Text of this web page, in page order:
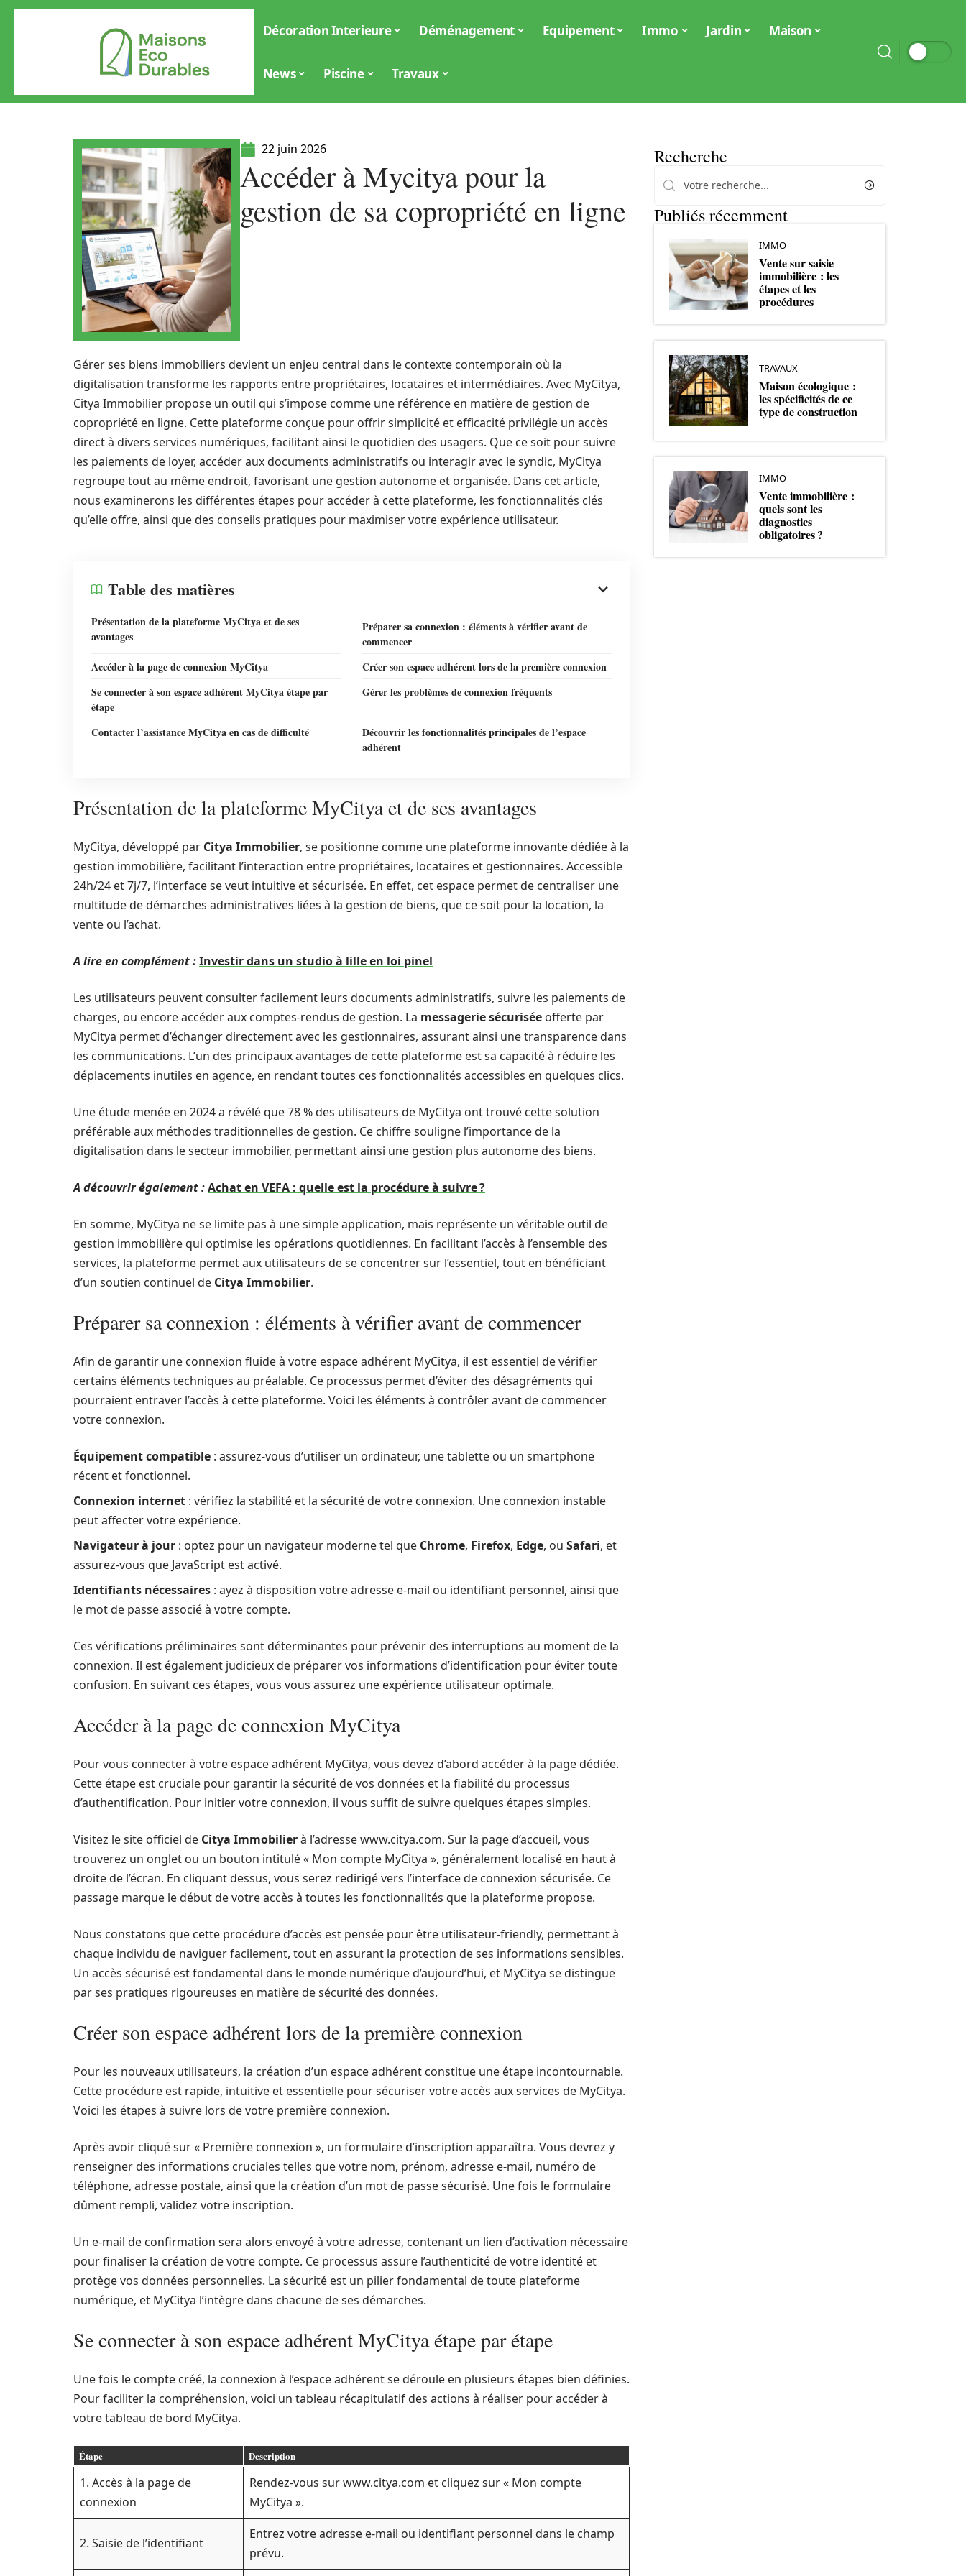
Décoration Interieure Déménagement Equipement Immo Jardin Maison
News Piscine Travaux
22 juin 2026
Accéder à Mycitya pour la
gestion de sa copropriété en ligne
Gérer ses biens immobiliers devient un enjeu central dans le contexte contemporain où la
digitalisation transforme les rapports entre propriétaires, locataires et intermédiaires. Avec MyCitya,
Citya Immobilier propose un outil qui s’impose comme une référence en matière de gestion de
copropriété en ligne. Cette plateforme conçue pour offrir simplicité et efficacité privilégie un accès
direct à divers services numériques, facilitant ainsi le quotidien des usagers. Que ce soit pour suivre
les paiements de loyer, accéder aux documents administratifs ou interagir avec le syndic, MyCitya
regroupe tout au même endroit, favorisant une gestion autonome et organisée. Dans cet article,
nous examinerons les différentes étapes pour accéder à cette plateforme, les fonctionnalités clés
qu’elle offre, ainsi que des conseils pratiques pour maximiser votre expérience utilisateur.
Table des matières
Présentation de la plateforme MyCitya et de ses
avantages
Préparer sa connexion : éléments à vérifier avant de
commencer
Accéder à la page de connexion MyCitya
Créer son espace adhérent lors de la première connexion
Se connecter à son espace adhérent MyCitya étape par
étape
Gérer les problèmes de connexion fréquents
Contacter l’assistance MyCitya en cas de difficulté
Découvrir les fonctionnalités principales de l’espace
adhérent
Présentation de la plateforme MyCitya et de ses avantages
MyCitya, développé par Citya Immobilier, se positionne comme une plateforme innovante dédiée à la
gestion immobilière, facilitant l’interaction entre propriétaires, locataires et gestionnaires. Accessible
24h/24 et 7j/7, l’interface se veut intuitive et sécurisée. En effet, cet espace permet de centraliser une
multitude de démarches administratives liées à la gestion de biens, que ce soit pour la location, la
vente ou l’achat.
A lire en complément :Investir dans un studio à lille en loi pinel
Les utilisateurs peuvent consulter facilement leurs documents administratifs, suivre les paiements de
charges, ou encore accéder aux comptes-rendus de gestion. La messagerie sécurisée offerte par
MyCitya permet d’échanger directement avec les gestionnaires, assurant ainsi une transparence dans
les communications. L’un des principaux avantages de cette plateforme est sa capacité à réduire les
déplacements inutiles en agence, en rendant toutes ces fonctionnalités accessibles en quelques clics.
Une étude menée en 2024 a révélé que 78 % des utilisateurs de MyCitya ont trouvé cette solution
préférable aux méthodes traditionnelles de gestion. Ce chiffre souligne l’importance de la
digitalisation dans le secteur immobilier, permettant ainsi une gestion plus autonome des biens.
A découvrir également :Achat en VEFA : quelle est la procédure à suivre ?
En somme, MyCitya ne se limite pas à une simple application, mais représente un véritable outil de
gestion immobilière qui optimise les opérations quotidiennes. En facilitant l’accès à l’ensemble des
services, la plateforme permet aux utilisateurs de se concentrer sur l’essentiel, tout en bénéficiant
d’un soutien continuel de Citya Immobilier.
Préparer sa connexion : éléments à vérifier avant de commencer
Afin de garantir une connexion fluide à votre espace adhérent MyCitya, il est essentiel de vérifier
certains éléments techniques au préalable. Ce processus permet d’éviter des désagréments qui
pourraient entraver l’accès à cette plateforme. Voici les éléments à contrôler avant de commencer
votre connexion.
Équipement compatible : assurez-vous d’utiliser un ordinateur, une tablette ou un smartphone
récent et fonctionnel.
Connexion internet : vérifiez la stabilité et la sécurité de votre connexion. Une connexion instable
peut affecter votre expérience.
Navigateur à jour : optez pour un navigateur moderne tel que Chrome, Firefox, Edge, ou Safari, et
assurez-vous que JavaScript est activé.
Identifiants nécessaires : ayez à disposition votre adresse e-mail ou identifiant personnel, ainsi que
le mot de passe associé à votre compte.
Ces vérifications préliminaires sont déterminantes pour prévenir des interruptions au moment de la
connexion. Il est également judicieux de préparer vos informations d’identification pour éviter toute
confusion. En suivant ces étapes, vous vous assurez une expérience utilisateur optimale.
Accéder à la page de connexion MyCitya
Pour vous connecter à votre espace adhérent MyCitya, vous devez d’abord accéder à la page dédiée.
Cette étape est cruciale pour garantir la sécurité de vos données et la fiabilité du processus
d’authentification. Pour initier votre connexion, il vous suffit de suivre quelques étapes simples.
Visitez le site officiel de Citya Immobilierà l’adresse www.citya.com. Sur la page d’accueil, vous
trouverez un onglet ou un bouton intitulé « Mon compte MyCitya », généralement localisé en haut à
droite de l’écran. En cliquant dessus, vous serez redirigé vers l’interface de connexion sécurisée. Ce
passage marque le début de votre accès à toutes les fonctionnalités que la plateforme propose.
Nous constatons que cette procédure d’accès est pensée pour être utilisateur-friendly, permettant à
chaque individu de naviguer facilement, tout en assurant la protection de ses informations sensibles.
Un accès sécurisé est fondamental dans le monde numérique d’aujourd’hui, et MyCitya se distingue
par ses pratiques rigoureuses en matière de sécurité des données.
Créer son espace adhérent lors de la première connexion
Pour les nouveaux utilisateurs, la création d’un espace adhérent constitue une étape incontournable.
Cette procédure est rapide, intuitive et essentielle pour sécuriser votre accès aux services de MyCitya.
Voici les étapes à suivre lors de votre première connexion.
Après avoir cliqué sur « Première connexion », un formulaire d’inscription apparaîtra. Vous devrez y
renseigner des informations cruciales telles que votre nom, prénom, adresse e-mail, numéro de
téléphone, adresse postale, ainsi que la création d’un mot de passe sécurisé. Une fois le formulaire
dûment rempli, validez votre inscription.
Un e-mail de confirmation sera alors envoyé à votre adresse, contenant un lien d’activation nécessaire
pour finaliser la création de votre compte. Ce processus assure l’authenticité de votre identité et
protège vos données personnelles. La sécurité est un pilier fondamental de toute plateforme
numérique, et MyCitya l’intègre dans chacune de ses démarches.
Se connecter à son espace adhérent MyCitya étape par étape
Une fois le compte créé, la connexion à l’espace adhérent se déroule en plusieurs étapes bien définies.
Pour faciliter la compréhension, voici un tableau récapitulatif des actions à réaliser pour accéder à
votre tableau de bord MyCitya.
Étape Description
1. Accès à la page de
connexion
Rendez-vous sur www.citya.com et cliquez sur « Mon compte
MyCitya ».
2. Saisie de l’identifiant
Entrez votre adresse e-mail ou identifiant personnel dans le champ
prévu.
Recherche
Publiés récemment
IMMO
Vente sur saisie
immobilière : les
étapes et les
procédures
TRAVAUX
Maison écologique :
les spécificités de ce
type de construction
IMMO
Vente immobilière :
quels sont les
diagnostics
obligatoires ?